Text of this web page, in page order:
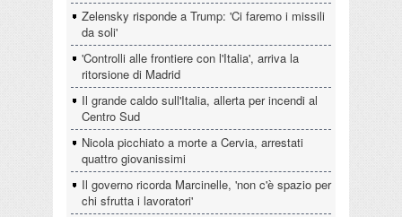
Zelensky risponde a Trump: 'Ci faremo i missili
da soli'
'Controlli alle frontiere con l'Italia', arriva la
ritorsione di Madrid
Il grande caldo sull'Italia, allerta per incendi al
Centro Sud
Nicola picchiato a morte a Cervia, arrestati
quattro giovanissimi
Il governo ricorda Marcinelle, 'non c'è spazio per
chi sfrutta i lavoratori'